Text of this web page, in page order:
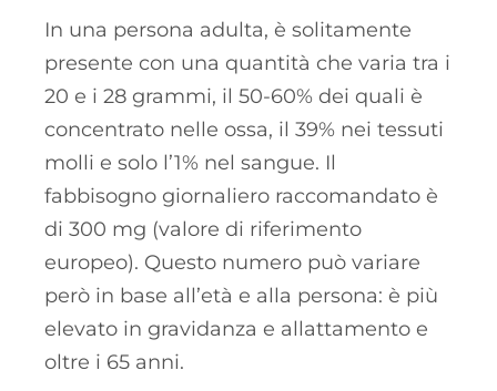
In una persona adulta, è solitamente
presente con una quantità che varia tra i
20 e i 28 grammi, il 50-60% dei quali è
concentrato nelle ossa, il 39% nei tessuti
molli e solo l’1% nel sangue. Il
fabbisogno giornaliero raccomandato è
di 300 mg (valore di riferimento
europeo). Questo numero può variare
però in base all’età e alla persona: è più
elevato in gravidanza e allattamento e
oltre i 65 anni.